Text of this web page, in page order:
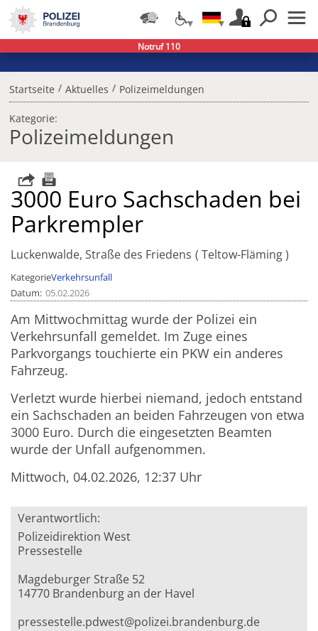
Startseite / Aktuelles / Polizeimeldungen
Kategorie:
Polizeimeldungen
3000 Euro Sachschaden bei
Parkrempler
Luckenwalde, Straße des Friedens Teltow-Fläming
KategorieVerkehrsunfall
Datum 05.02.2026
Am Mittwochmittag wurde der Polizei ein
Verkehrsunfall gemeldet. Im Zuge eines
Parkvorgangs touchierte ein PKW ein anderes
Fahrzeug.
Verletzt wurde hierbei niemand, jedoch entstand
ein Sachschaden an beiden Fahrzeugen von etwa
3000 Euro. Durch die eingesetzten Beamten
wurde der Unfall aufgenommen.
Mittwoch, 04.02.2026, 12:37 Uhr
Verantwortlich:
Polizeidirektion West
Pressestelle
Magdeburger Straße 52
14770 Brandenburg an der Havel
pressestelle.pdwest@polizei.brandenburg.de
Notruf 110